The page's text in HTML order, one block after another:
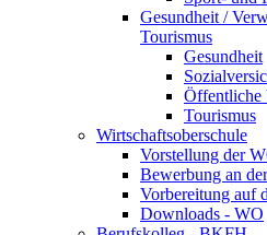
Gesundheit /
Tourismus
Gesundheit
Öffentliche
Tourismus
Wirtschaftsoberschule
Vorstellung der
Bewerbung an
Vorbereitung auf
Downloads - WO